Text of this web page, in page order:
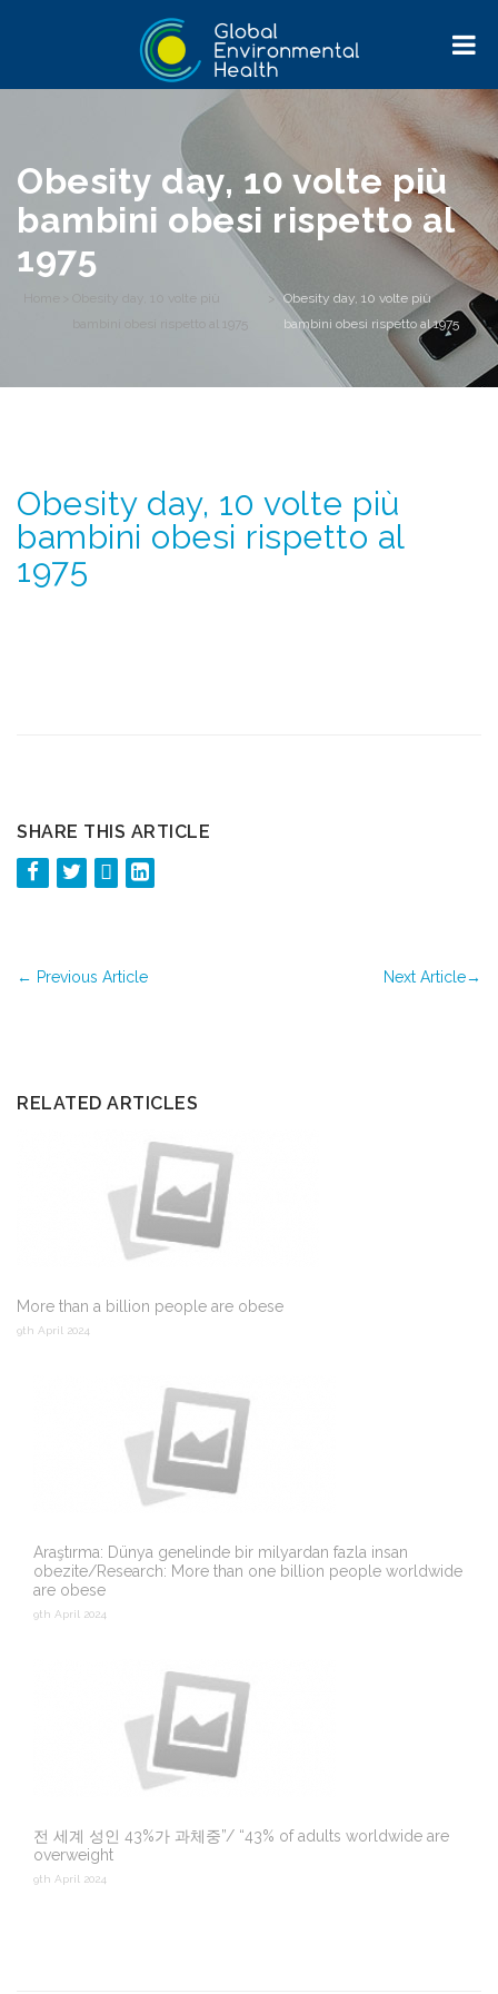
Obesity day, 10 volte più
bambini obesi rispetto al
1975
Obesity day, 10 volte più
bambini obesi rispetto al 1975
>
Obesity day, 10 volte più
bambini obesi rispetto al 1975
Obesity day, 10 volte più
bambini obesi rispetto al
1975
SHARE THIS ARTICLE
← Previous Article Next Article→
RELATED ARTICLES
More than a billion people are obese
9th April 2024
Araştırma: Dünya genelinde bir milyardan fazla insan
obezite/Research: More than one billion people worldwide
are obese
9th April 2024
전 세계 성인 43%가 과체중”/ “43% of adults worldwide are
overweight
9th April 2024